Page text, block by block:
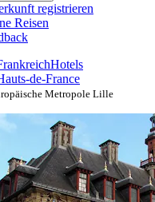
registrieren
Reisen
Hotels
de-France
Metropole Lille